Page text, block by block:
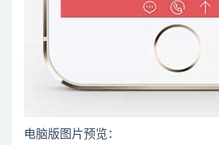
电脑版图片预览：